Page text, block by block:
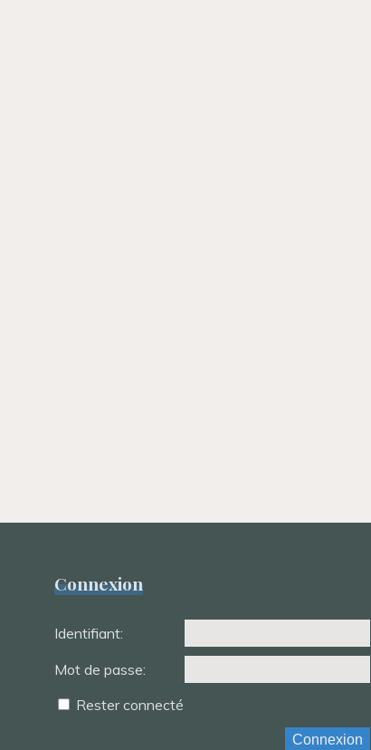
Connexion
Identifiant:
Mot de passe:
Rester connecté
Connexion